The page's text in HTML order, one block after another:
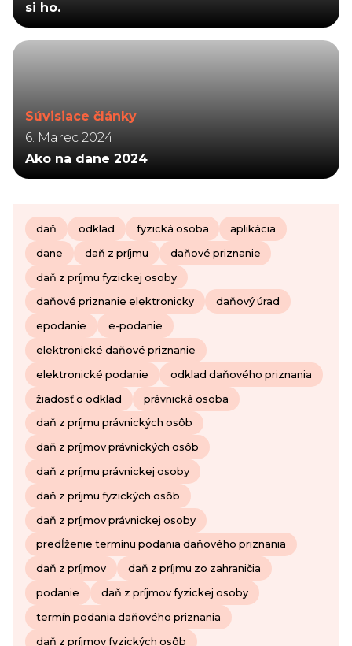
si ho.
Súvisiace články
6. Marec 2024
Ako na dane 2024
daň odklad fyzická osoba aplikácia
dane daň z príjmu daňové priznanie
daň z príjmu fyzickej osoby
daňové priznanie elektronicky daňový úrad
epodanie e-podanie
elektronické daňové priznanie
elektronické podanie odklad daňového priznania
žiadosť o odklad právnická osoba
daň z príjmu právnických osôb
daň z príjmov právnických osôb
daň z príjmu právnickej osoby
daň z príjmu fyzických osôb
daň z príjmov právnickej osoby
predĺženie termínu podania daňového priznania
daň z príjmov daň z príjmu zo zahraničia
podanie daň z príjmov fyzickej osoby
termín podania daňového priznania
daň z príjmov fyzických osôb